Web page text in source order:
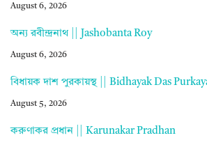
August 6, 2026
অন্য রবীন্দ্রনাথ || Jashobanta Roy
August 6, 2026
বিধায়ক দাশ পুরকায়স্থ || Bidhayak Das
August 5, 2026
করুণাকর প্রধান || Karunakar Pradhan